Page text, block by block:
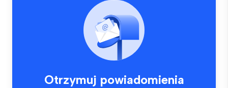
Otrzymuj powiadomienia